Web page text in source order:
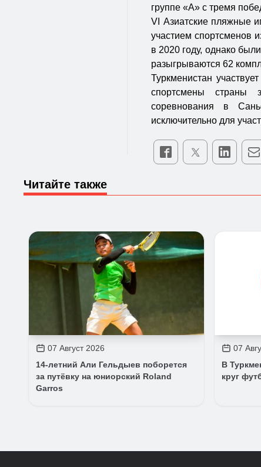
группе «А» с тремя
VI Азиатские пляжные
участием спортсменов
в 2020 году, однако
разыгрываются 62
Туркменистан
спортсмены
соревнования в
исключительно для
Читайте также
07 Август 2026
14-летний Али Гельдыев поборется
за путёвку на юниорский Roland
Garros
07
В
круг